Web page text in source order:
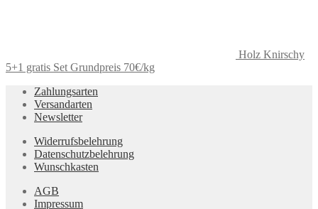
Holz Knirschy
5+1 gratis Set Grundpreis 70€/kg
Zahlungsarten
Versandarten
Newsletter
Widerrufsbelehrung
Datenschutzbelehrung
Wunschkasten
AGB
Impressum